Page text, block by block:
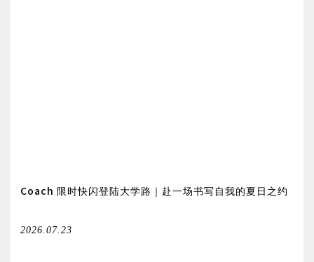
Coach 限时快闪登陆大学路｜赴一场书写自我的夏日之约
2026.07.23